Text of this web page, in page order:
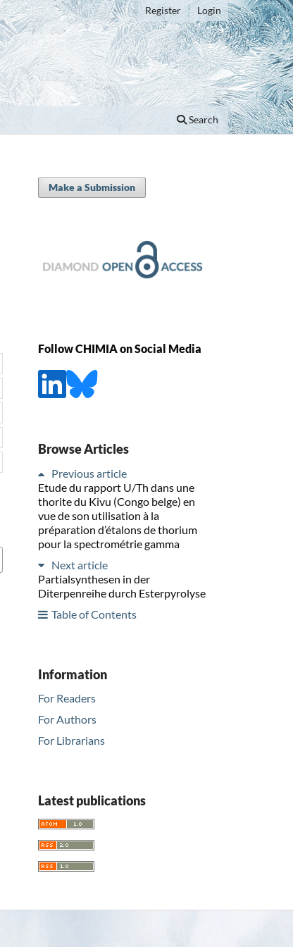
Search
Register Login
Make a Submission
Follow CHIMIA on Social Media
Browse Articles
Previous article
Etude du rapport U/Th dans une
thorite du Kivu (Congo belge) en
vue de son utilisation à la
préparation d’étalons de thorium
pour la spectrométrie gamma
Next article
Partialsynthesen in der
Diterpenreihe durch Esterpyrolyse
Table of Contents
Information
For Readers
For Authors
For Librarians
Latest publications